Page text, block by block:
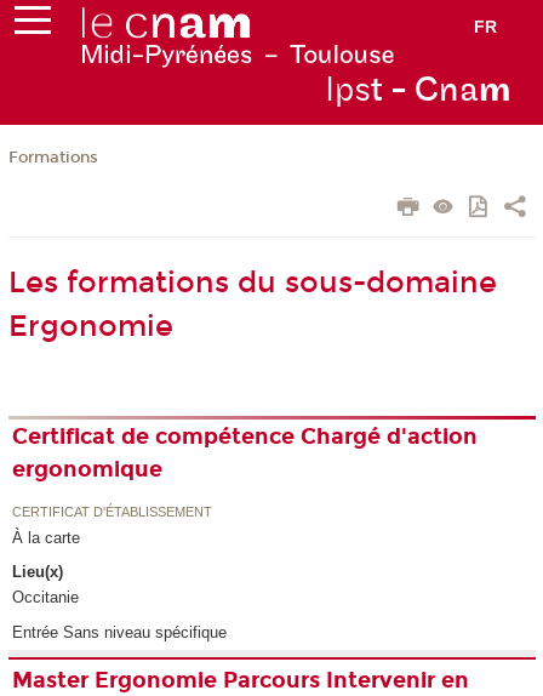
FR
Ipst - Cnam
Formations
Les formations du sous-domaine
Ergonomie
Certificat de compétence Chargé d'action
ergonomique
CERTIFICAT D'ÉTABLISSEMENT
À la carte
Lieu(x)
Occitanie
Entrée Sans niveau spécifique
Master Ergonomie Parcours Intervenir en